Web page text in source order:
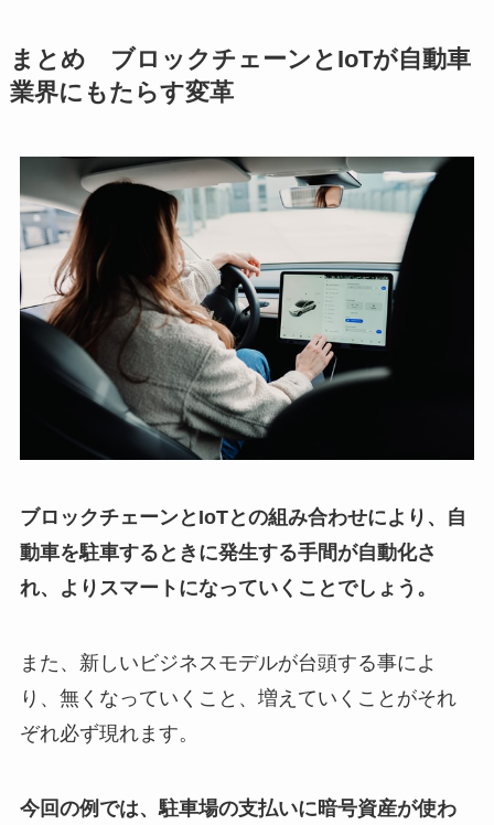
まとめ ブロックチェーンとIoTが自動車
業界にもたらす変革
ブロックチェーンとIoTとの組み合わせにより、自
動車を駐車するときに発生する手間が自動化さ
れ、よりスマートになっていくことでしょう。
また、新しいビジネスモデルが台頭する事によ
り、無くなっていくこと、増えていくことがそれ
ぞれ必ず現れます。
今回の例では、駐車場の支払いに暗号資産が使わ